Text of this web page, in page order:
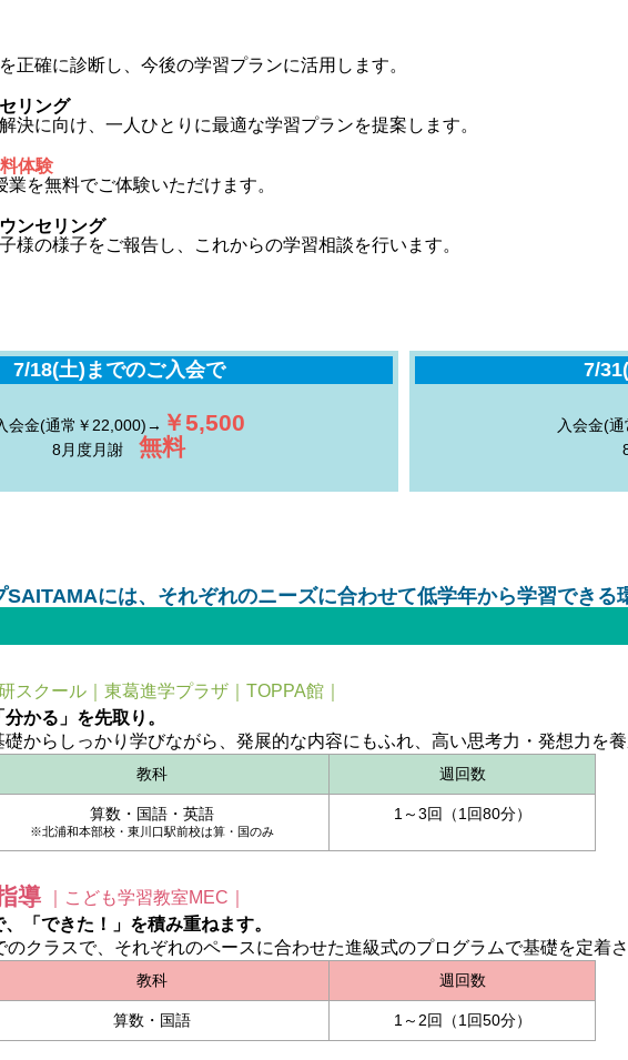
正確に診断し、今後の学習プランに活用します。
リング
決に向け、一人ひとりに最適な学習プランを提案します。
体験
業を無料でご体験いただけます。
ンセリング
様の様子をご報告し、これからの学習相談を行います。
7/18(土)までのご入会で
会金(通常￥22,000)→ ￥5,500
8月度月謝 無料
7/
入会金(
には、それぞれのニーズに合わせて低学年から学習できる
スクール｜東葛進学プラザ｜TOPPA館｜
かる」を先取り。
からしっかり学びながら、発展的な内容にもふれ、高い思考力・発想力を養
教科 週回数
算数・国語・英語
※北浦和本部校・東川口駅前校は算・国のみ
1～3回（1回80分）
導
｜こども学習教室MEC｜
「できた！」を積み重ねます。
クラスで、それぞれのペースに合わせた進級式のプログラムで基礎を定着さ
教科 週回数
算数・国語 1～2回（1回50分）